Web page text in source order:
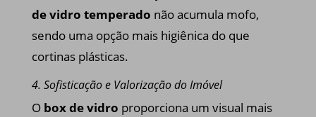
de vidro temperado não acumula mofo,
sendo uma opção mais higiênica do que
cortinas plásticas.
4. Sofisticação e Valorização do Imóvel
O box de vidro proporciona um visual mais